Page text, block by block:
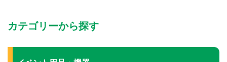
カテゴリーから探す